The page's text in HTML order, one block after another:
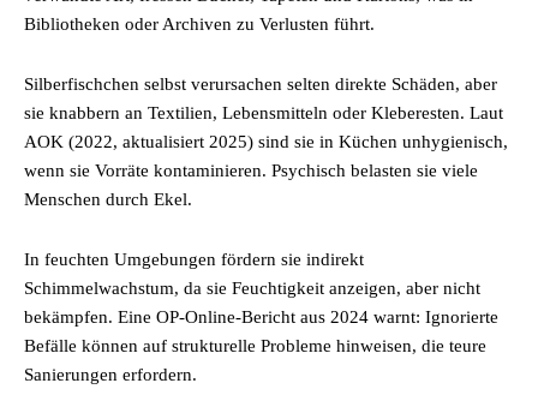
Bibliotheken oder Archiven zu Verlusten führt.
Silberfischchen selbst verursachen selten direkte Schäden, aber
sie knabbern an Textilien, Lebensmitteln oder Kleberesten. Laut
AOK (2022, aktualisiert 2025) sind sie in Küchen unhygienisch,
wenn sie Vorräte kontaminieren. Psychisch belasten sie viele
Menschen durch Ekel.
In feuchten Umgebungen fördern sie indirekt
Schimmelwachstum, da sie Feuchtigkeit anzeigen, aber nicht
bekämpfen. Eine OP-Online-Bericht aus 2024 warnt: Ignorierte
Befälle können auf strukturelle Probleme hinweisen, die teure
Sanierungen erfordern.